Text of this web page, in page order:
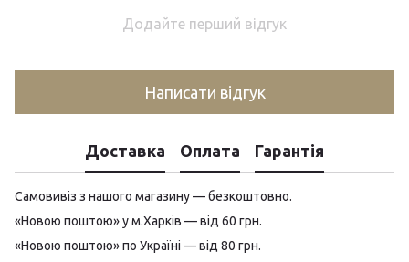
Додайте перший відгук
Написати відгук
Доставка Оплата Гарантія
Самовивіз з нашого магазину — безкоштовно.
«Новою поштою» у м.Харків — від 60 грн.
«Новою поштою» по Україні — від 80 грн.